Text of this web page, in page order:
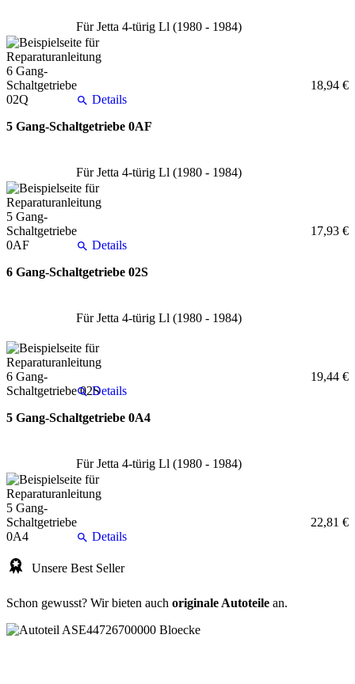
Für Jetta 4-türig Ll (1980 - 1984)
18,94 €
Details
5 Gang-Schaltgetriebe 0AF
Für Jetta 4-türig Ll (1980 - 1984)
17,93 €
Details
6 Gang-Schaltgetriebe 02S
Für Jetta 4-türig Ll (1980 - 1984)
19,44 €
Details
5 Gang-Schaltgetriebe 0A4
Für Jetta 4-türig Ll (1980 - 1984)
22,81 €
Details
Unsere Best Seller
Schon gewusst? Wir bieten auch originale Autoteile an.